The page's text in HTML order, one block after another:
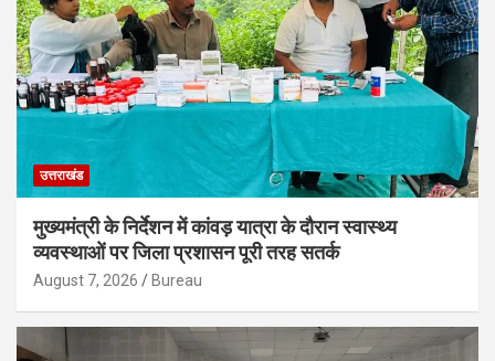
उत्तराखंड
मुख्यमंत्री के निर्देशन में कांवड़ यात्रा के दौरान स्वास्थ्य
व्यवस्थाओं पर जिला प्रशासन पूरी तरह सतर्क
August 7, 2026 Bureau